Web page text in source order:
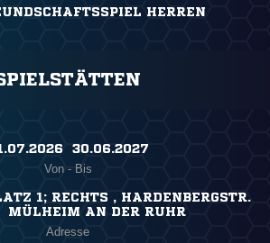
HERREN
30.06.2027
Von - Bis
1; RECHTS , HARDENBERGSTR.
AN DER RUHR
Adresse